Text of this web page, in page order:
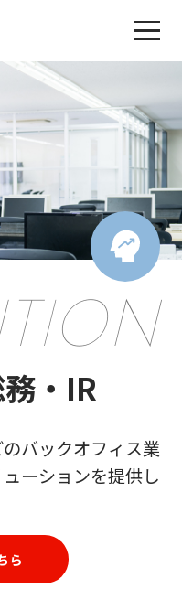
・IR
バックオフィス業
ーションを提供し
ら